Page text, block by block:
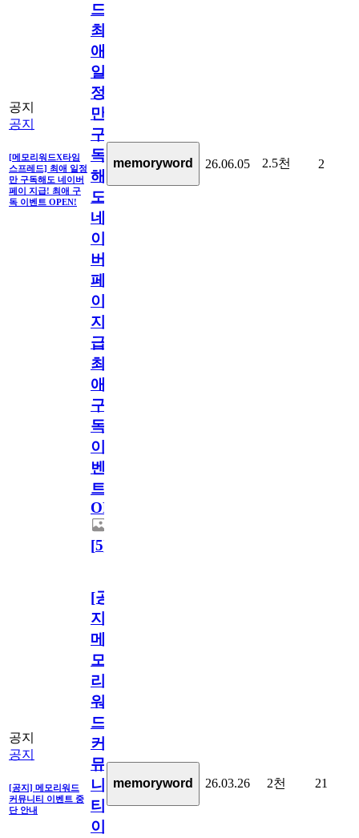
공지
공지
[메모리워드X타임
스프레드] 최애 일정
만 구독해도 네이버
페이 지급! 최애 구
독 이벤트 OPEN!
드]
최
애
일
정
만
구
독
해
도
네
이
버
페
이
지
급!
최
애
구
독
이
벤
트
OPEN!
[5]
memoryword 26.06.05 2.5천 2
공지
공지
[공지] 메모리워드
커뮤니티 이벤트 중
단 안내
[공
지]
메
모
리
워
드
커
뮤
니
티
이
memoryword 26.03.26 2천 21